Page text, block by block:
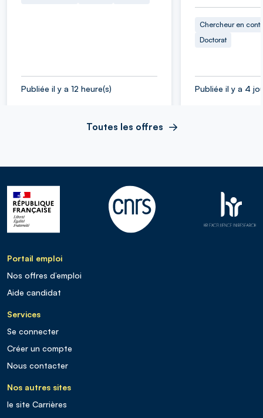
Publiée il y a 12 heure(s)
Chercheur en
Doctorat
Publiée il y a 4
Toutes les offres
Portail emploi
Nos offres d’emploi
Aide candidat
Services
Se connecter
Créer un compte
Nous contacter
Nos autres sites
le site Carrières